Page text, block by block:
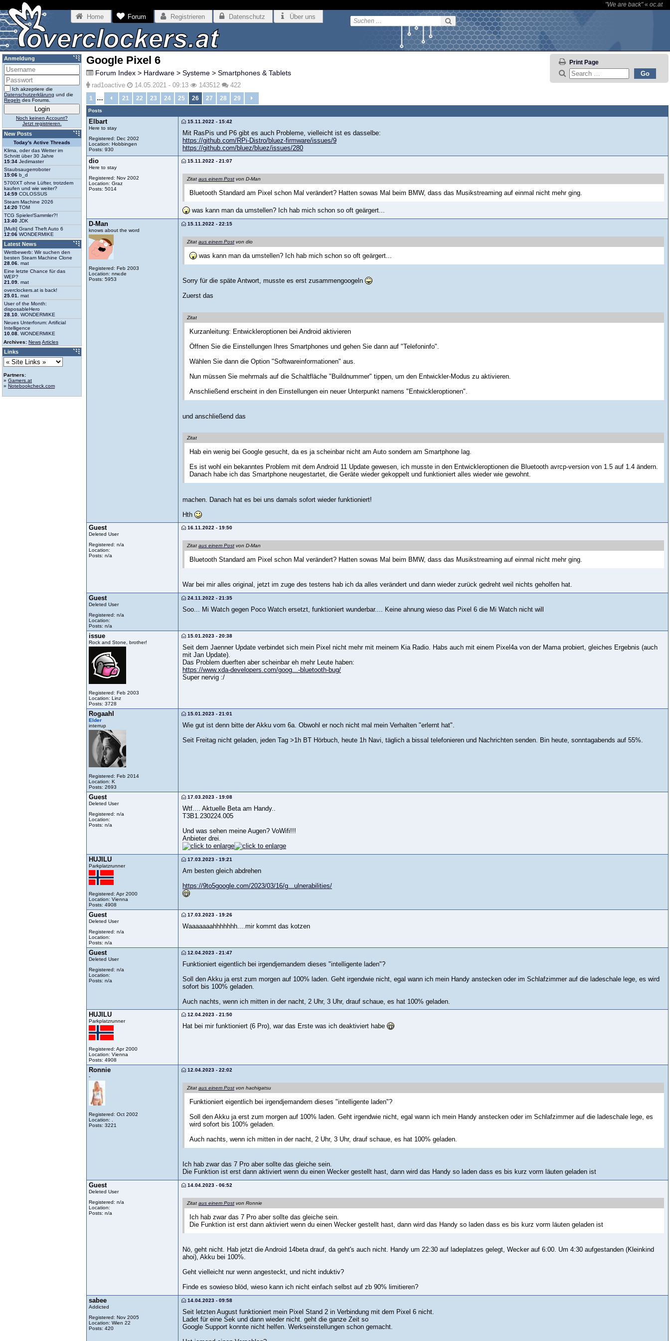
"We are back"« oc.at
Home Forum Registrieren Datenschutz Über uns
Google Pixel 6 Print Page
Forum Index > Hardware > Systeme > Smartphones & Tablets
rad1oactive 14.05.2021 - 09:13 143512 422
1 … 21 22 23 24 25 26 27 28 29
Posts
Elbart
Here to stay
Registered: Dec 2002
Location: Hobbingen
Posts: 930
15.11.2022 - 15:42
Mit RasPis und P6 gibt es auch Probleme, vielleicht ist es dasselbe:
https://github.com/RPi-Distro/bluez-firmware/issues/9
https://github.com/bluez/bluez/issues/280
dio
Here to stay
Registered: Nov 2002
Location: Graz
Posts: 5014
15.11.2022 - 21:07
Zitat aus einem Post von D-Man
Bluetooth Standard am Pixel schon Mal verändert? Hatten sowas Mal beim BMW, dass das Musikstreaming auf einmal nicht mehr ging.
was kann man da umstellen? Ich hab mich schon so oft geärgert...
D-Man
knows about the word
Registered: Feb 2003
Location: nrw.de
Posts: 5953
15.11.2022 - 22:15
Zitat aus einem Post von dio
was kann man da umstellen? Ich hab mich schon so oft geärgert...
Sorry für die späte Antwort, musste es erst zusammengoogeln
Zuerst das
Zitat
Kurzanleitung: Entwickleroptionen bei Android aktivieren
Öffnen Sie die Einstellungen Ihres Smartphones und gehen Sie dann auf "Telefoninfo".
Wählen Sie dann die Option "Softwareinformationen" aus.
Nun müssen Sie mehrmals auf die Schaltfläche "Buildnummer" tippen, um den Entwickler-Modus zu aktivieren.
Anschließend erscheint in den Einstellungen ein neuer Unterpunkt namens "Entwickleroptionen".
und anschließend das
Zitat
Hab ein wenig bei Google gesucht, da es ja scheinbar nicht am Auto sondern am Smartphone lag.
Es ist wohl ein bekanntes Problem mit dem Android 11 Update gewesen, ich musste in den Entwickleroptionen die Bluetooth avrcp-version von 1.5 auf 1.4 ändern.
Danach habe ich das Smartphone neugestartet, die Geräte wieder gekoppelt und funktioniert alles wieder wie gewohnt.
machen. Danach hat es bei uns damals sofort wieder funktioniert!
Hth
Guest
Deleted User
Registered: n/a
Location:
Posts: n/a
16.11.2022 - 19:50
Zitat aus einem Post von D-Man
Bluetooth Standard am Pixel schon Mal verändert? Hatten sowas Mal beim BMW, dass das Musikstreaming auf einmal nicht mehr ging.
War bei mir alles original, jetzt im zuge des testens hab ich da alles verändert und dann wieder zurück gedreht weil nichts geholfen hat.
Guest
Deleted User
Registered: n/a
Location:
Posts: n/a
24.11.2022 - 21:35
Soo... Mi Watch gegen Poco Watch ersetzt, funktioniert wunderbar.... Keine ahnung wieso das Pixel 6 die Mi Watch nicht will
issue
Rock and Stone, brother!
Registered: Feb 2003
Location: Linz
Posts: 3728
15.01.2023 - 20:38
Seit dem Jaenner Update verbindet sich mein Pixel nicht mehr mit meinem Kia Radio. Habs auch mit einem Pixel4a von der Mama probiert, gleiches Ergebnis (auch
mit Jan Update).
Das Problem duerften aber scheinbar eh mehr Leute haben:
https://www.xda-developers.com/goog...-bluetooth-bug/
Super nervig :/
Rogaahl
Elder
interrup
Registered: Feb 2014
Location: K
Posts: 2693
15.01.2023 - 21:01
Wie gut ist denn bitte der Akku vom 6a. Obwohl er noch nicht mal mein Verhalten "erlernt hat".
Seit Freitag nicht geladen, jeden Tag >1h BT Hörbuch, heute 1h Navi, täglich a bissal telefonieren und Nachrichten senden. Bin heute, sonntagabends auf 55%.
Guest
Deleted User
Registered: n/a
Location:
Posts: n/a
17.03.2023 - 19:08
Wtf.... Aktuelle Beta am Handy..
T3B1.230224.005
Und was sehen meine Augen? VoWifi!!!
Anbieter drei.
HUJILU
Parkplatzrunner
Registered: Apr 2000
Location: Vienna
Posts: 4908
17.03.2023 - 19:21
Am besten gleich abdrehen
https://9to5google.com/2023/03/16/g...ulnerabilities/
Guest
Deleted User
Registered: n/a
Location:
Posts: n/a
17.03.2023 - 19:26
Waaaaaaahhhhhhh....mir kommt das kotzen
Guest
Deleted User
Registered: n/a
Location:
Posts: n/a
12.04.2023 - 21:47
Funktioniert eigentlich bei irgendjemandem dieses "intelligente laden"?
Soll den Akku ja erst zum morgen auf 100% laden. Geht irgendwie nicht, egal wann ich mein Handy anstecken oder im Schlafzimmer auf die ladeschale lege, es wird
sofort bis 100% geladen.
Auch nachts, wenn ich mitten in der nacht, 2 Uhr, 3 Uhr, drauf schaue, es hat 100% geladen.
HUJILU
Parkplatzrunner
Registered: Apr 2000
Location: Vienna
Posts: 4908
12.04.2023 - 21:50
Hat bei mir funktioniert (6 Pro), war das Erste was ich deaktiviert habe
Ronnie
-
Registered: Oct 2002
Location: .
Posts: 3221
12.04.2023 - 22:02
Zitat aus einem Post von hachigatsu
Funktioniert eigentlich bei irgendjemandem dieses "intelligente laden"?
Soll den Akku ja erst zum morgen auf 100% laden. Geht irgendwie nicht, egal wann ich mein Handy anstecken oder im Schlafzimmer auf die ladeschale lege, es
wird sofort bis 100% geladen.
Auch nachts, wenn ich mitten in der nacht, 2 Uhr, 3 Uhr, drauf schaue, es hat 100% geladen.
Ich hab zwar das 7 Pro aber sollte das gleiche sein.
Die Funktion ist erst dann aktiviert wenn du einen Wecker gestellt hast, dann wird das Handy so laden dass es bis kurz vorm läuten geladen ist
Guest
Deleted User
Registered: n/a
Location:
Posts: n/a
14.04.2023 - 06:52
Zitat aus einem Post von Ronnie
Ich hab zwar das 7 Pro aber sollte das gleiche sein.
Die Funktion ist erst dann aktiviert wenn du einen Wecker gestellt hast, dann wird das Handy so laden dass es bis kurz vorm läuten geladen ist
Nö, geht nicht. Hab jetzt die Android 14beta drauf, da geht's auch nicht. Handy um 22:30 auf ladeplatzes gelegt, Wecker auf 6:00. Um 4:30 aufgestanden (Kleinkind
ahoi), Akku bei 100%.
Geht vielleicht nur wenn angesteckt, und nicht induktiv?
Finde es sowieso blöd, wieso kann ich nicht einfach selbst auf zb 90% limitieren?
sabee
Addicted
Registered: Nov 2005
Location: Wien 22
Posts: 420
14.04.2023 - 09:58
Seit letzten August funktioniert mein Pixel Stand 2 in Verbindung mit dem Pixel 6 nicht.
Ladet für eine Sek und dann wieder nicht. geht die ganze Zeit so
Google Support konnte nicht helfen. Werkseinstellungen schon gemacht.
Anmeldung
Ich akzeptiere die
Datenschutzerklärung und die
Regeln des Forums.
Noch keinen Account?
Jetzt registrieren.
New Posts
Today's Active Threads
Klima, oder das Wetter im
Schnitt über 30 Jahre
15:34 Jedimaster
Staubsaugerroboter
15:06 b_d
5700XT ohne Lüfter, trotzdem
kaufen und wie weiter?
14:59 COLOSSUS
Steam Machine 2026
14:20 TOM
TCG Spieler/Sammler?!
13:40 JDK
[Multi] Grand Theft Auto 6
12:06 WONDERMIKE
Latest News
Wettbewerb: Wir suchen den
besten Steam Machine Clone
28.06. mat
Eine letzte Chance für das
WEP?
21.09. mat
overclockers.at is back!
25.01.
mat
User of the Month:
disposableHero
28.10. WONDERMIKE
Neues Unterforum: Artificial
Intelligence
10.08. WONDERMIKE
Archives: NewsArticles
Links
Partners:
» Gamers.at
» Notebookcheck.com